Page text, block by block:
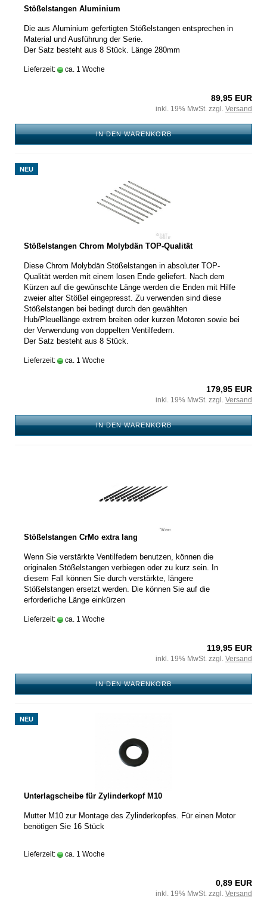
Stößelstangen Aluminium
Die aus Aluminium gefertigten Stößelstangen entsprechen in
Material und Ausführung der Serie.
Der Satz besteht aus 8 Stück. Länge 280mm
Lieferzeit: ca. 1 Woche
89,95 EUR
inkl. 19% MwSt. zzgl. Versand
IN DEN WARENKORB
NEU
Stößelstangen Chrom Molybdän TOP-Qualität
Diese Chrom Molybdän Stößelstangen in absoluter TOP-
Qualität werden mit einem losen Ende geliefert. Nach dem
Kürzen auf die gewünschte Länge werden die Enden mit Hilfe
zweier alter Stößel eingepresst. Zu verwenden sind diese
Stößelstangen bei bedingt durch den gewählten
Hub/Pleuellänge extrem breiten oder kurzen Motoren sowie bei
der Verwendung von doppelten Ventilfedern.
Der Satz besteht aus 8 Stück.
Lieferzeit: ca. 1 Woche
179,95 EUR
inkl. 19% MwSt. zzgl. Versand
IN DEN WARENKORB
Stößelstangen CrMo extra lang
Wenn Sie verstärkte Ventilfedern benutzen, können die
originalen Stößelstangen verbiegen oder zu kurz sein. In
diesem Fall können Sie durch verstärkte, längere
Stößelstangen ersetzt werden. Die können Sie auf die
erforderliche Länge einkürzen
Lieferzeit: ca. 1 Woche
119,95 EUR
inkl. 19% MwSt. zzgl. Versand
IN DEN WARENKORB
NEU
Unterlagscheibe für Zylinderkopf M10
Mutter M10 zur Montage des Zylinderkopfes. Für einen Motor
benötigen Sie 16 Stück
Lieferzeit: ca. 1 Woche
0,89 EUR
inkl. 19% MwSt. zzgl. Versand